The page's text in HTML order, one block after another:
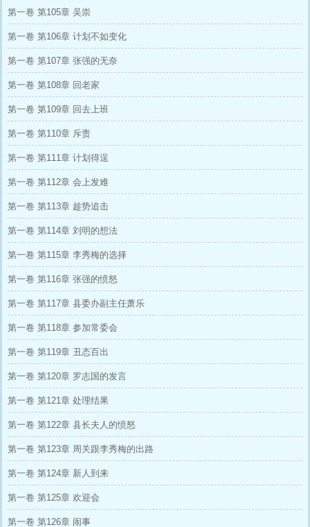
第一卷 第105章 吴崇
第一卷 第106章 计划不如变化
第一卷 第107章 张强的无奈
第一卷 第108章 回老家
第一卷 第109章 回去上班
第一卷 第110章 斥责
第一卷 第111章 计划得逞
第一卷 第112章 会上发难
第一卷 第113章 趁势追击
第一卷 第114章 刘明的想法
第一卷 第115章 李秀梅的选择
第一卷 第116章 张强的愤怒
第一卷 第117章 县委办副主任萧乐
第一卷 第118章 参加常委会
第一卷 第119章 丑态百出
第一卷 第120章 罗志国的发言
第一卷 第121章 处理结果
第一卷 第122章 县长夫人的愤怒
第一卷 第123章 周关跟李秀梅的出路
第一卷 第124章 新人到来
第一卷 第125章 欢迎会
第一卷 第126章 闹事